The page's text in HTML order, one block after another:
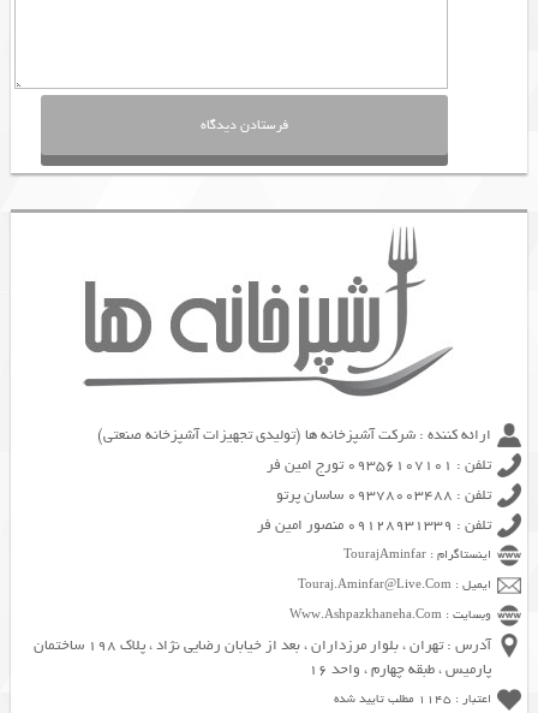
ارائه کننده : شرکت آشپزخانه ها (تولیدی تجهیزات آشپزخانه صنعتی)
تلفن : 09356107101 تورج امین فر
تلفن : 09378003488 ساسان پرتو
تلفن : 09128931339 منصور امین فر
اینستاگرام : TourajAminfar
ایمیل : Touraj.Aminfar@Live.Com
وبسایت : Www.Ashpazkhaneha.Com
آدرس : تهران ، بلوار مرزداران ، بعد از خیابان رضایی نژاد ، پلاک 198 ساختمان
پارمیس ، طبقه چهارم ، واحد 16
اعتبار : 1145 مطلب تایید شده